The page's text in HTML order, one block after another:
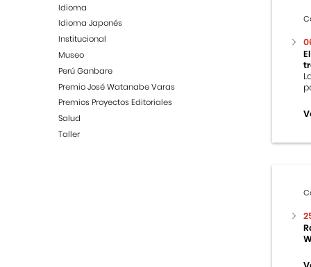
Idioma
Idioma Japonés
Institucional
Museo
Perú Ganbare
Premio José Watanabe Varas
Premios Proyectos Editoriales
Salud
Taller